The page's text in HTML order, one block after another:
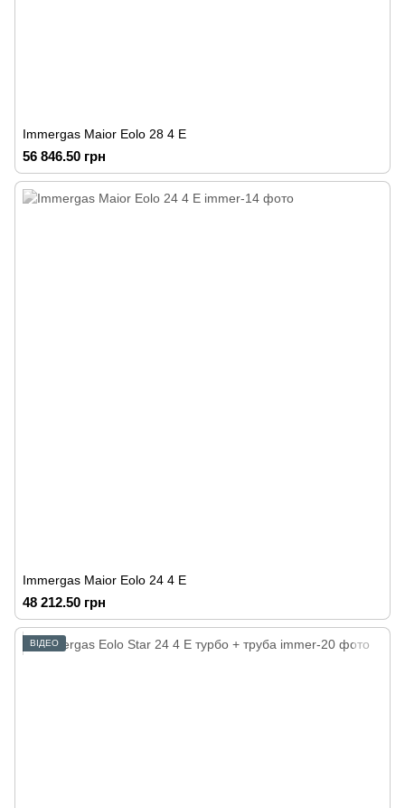
Immergas Maior Eolo 28 4 E
56 846.50 грн
Immergas Maior Eolo 24 4 E
48 212.50 грн
ВІДЕО